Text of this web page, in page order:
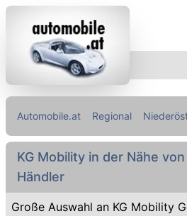
Automobile.at Regional
KG Mobility in der Nähe
Händler
Große Auswahl an KG Mobility